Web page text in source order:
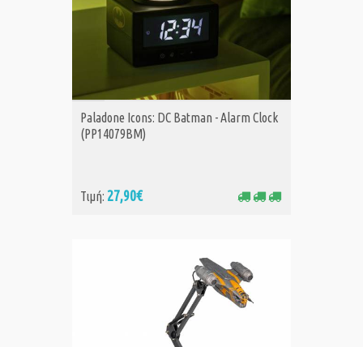
ΑΓΟΡΑ
Paladone Icons: DC Batman - Alarm Clock
(PP14079BM)
Τιμή: 27,90€